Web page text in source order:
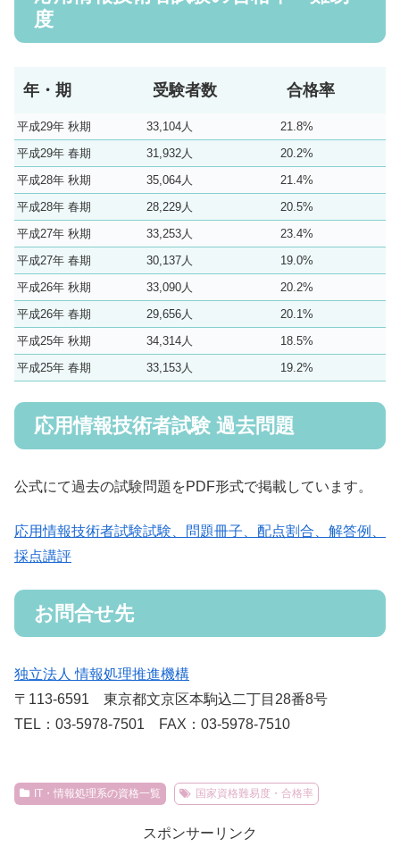
度
年・期 受験者数 合格率
平成29年 秋期 33,104人
21.8%
平成29年 春期
31,932人
20.2%
平成28年 秋期
35,064人
21.4%
平成28年 春期
28,229人
20.5%
平成27年 秋期
33,253人
23.4%
平成27年 春期
30,137人
19.0%
平成26年 秋期
33,090人
20.2%
平成26年 春期
29,656人
20.1%
平成25年 秋期
34,314人
18.5%
平成25年 春期
33,153人 19.2%
応用情報技術者試験 過去問題
公式にて過去の試験問題をPDF形式で掲載しています。
応用情報技術者試験試験、問題冊子、配点割合、解答例、
採点講評
お問合せ先
独立法人 情報処理推進機構
〒113-6591 東京都文京区本駒込二丁目28番8号
TEL：03-5978-7501 FAX：03-5978-7510
IT・情報処理系の資格一覧 国家資格難易度・合格率
スポンサーリンク